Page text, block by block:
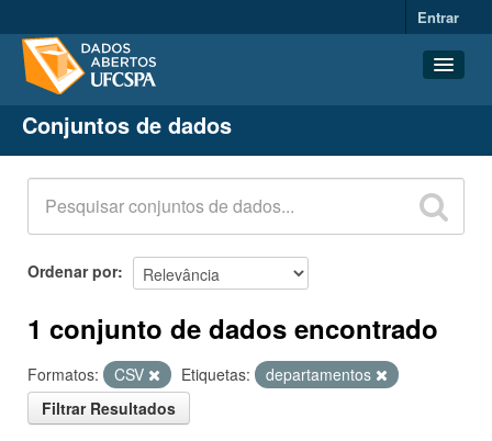
Entrar
Conjuntos de dados
Organizações
Grupos
Sobre
Conjuntos de dados
Ordenar por
1 conjunto de dados encontrado
Formatos: CSV Etiquetas:
departamentos
Filtrar Resultados